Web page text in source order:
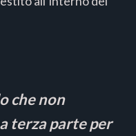
che non
terza parte per